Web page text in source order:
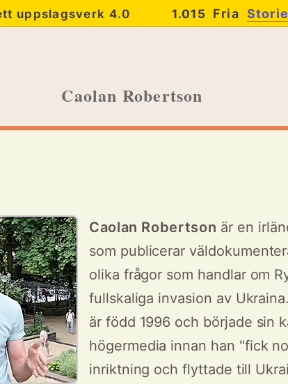
uppslagsverk 4.0 1.015 Fria
Caolan Robertson
Caolan Robertson är en
som publicerar
olika frågor som handlar om
fullskaliga invasion av
är född 1996 och började sin
högermedia innan han "fick
inriktning och flyttade till